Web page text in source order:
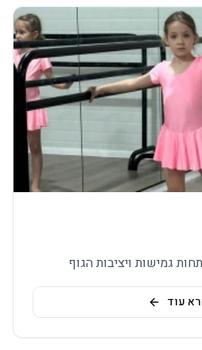
גמישות ויציבות הגוף
עוד